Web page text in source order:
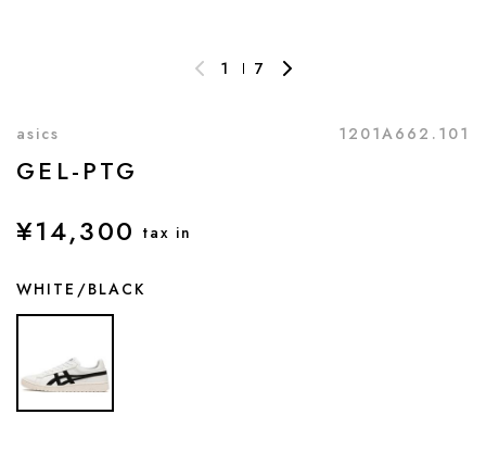
1 7
asics 1201A662.101
GEL-PTG
¥14,300 tax in
WHITE/BLACK